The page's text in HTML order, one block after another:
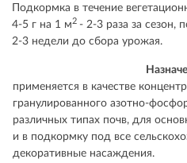
Подкормка в течение
4-5 г на 1 м 2 - 2-3 раза за сезон,
2-3 недели до сбора урожая.
применяется в качестве
гранулированного азотно-
различных типах почв, для
и в подкормку под все
декоративные насаждения.